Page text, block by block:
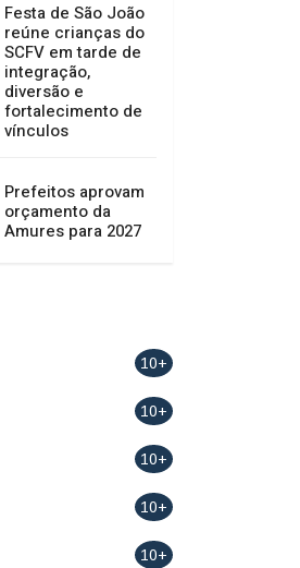
Festa de São João
reúne crianças do
SCFV em tarde de
integração,
diversão e
fortalecimento de
vínculos
Prefeitos aprovam
orçamento da
Amures para 2027
10+
10+
10+
10+
10+